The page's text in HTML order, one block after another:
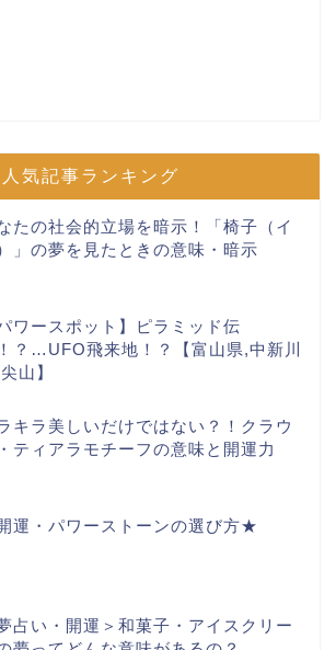
人気記事ランキング
たの社会的立場を暗示！「椅子（イ
」の夢を見たときの意味・暗示
パワースポット】ピラミッド伝
？…UFO飛来地！？【富山県,中新川
山】
キラ美しいだけではない？！クラウ
ティアラモチーフの意味と開運力
運・パワーストーンの選び方★
占い・開運＞和菓子・アイスクリー